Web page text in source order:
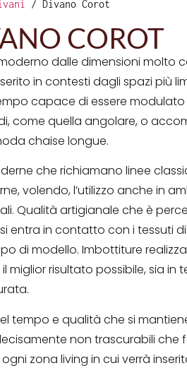
/ Divano Corot
COROT
dalle dimensioni molto
in contesti dagli spazi più
capace di essere modulato
come quella angolare, o
chaise longue.
che richiamano linee
volendo, l’utilizzo anche in
Qualità artigianale che è
entra in contatto con i tessuti
di modello. Imbottiture
miglior risultato possibile, sia in
tempo e qualità che si
non trascurabili che
zona living in cui verrà